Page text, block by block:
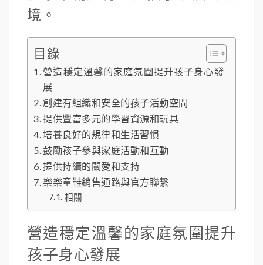
境。
目錄
營造穩定溫馨的家庭氛圍提升孩子身心發
展
創建有組織和安全的孩子活動空間
提供豐富多元的學習資源和玩具
培養良好的規律和生活習慣
鼓勵孩子參與家庭活動和互動
提供持續的關愛和支持
樂樂童鞋銷售通路與官方聯繫
相關
營造穩定溫馨的家庭氛圍提升
孩子身心發展